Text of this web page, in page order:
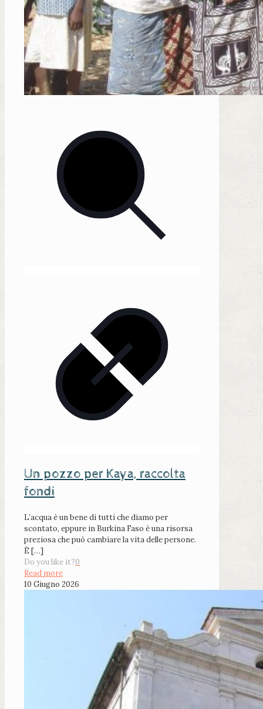
Un pozzo per Kaya, raccolta
fondi
L’acqua è un bene di tutti che diamo per
scontato, eppure in Burkina Faso è una risorsa
preziosa che può cambiare la vita delle persone.
È […]
Do you like it?0
Read more
10 Giugno 2026